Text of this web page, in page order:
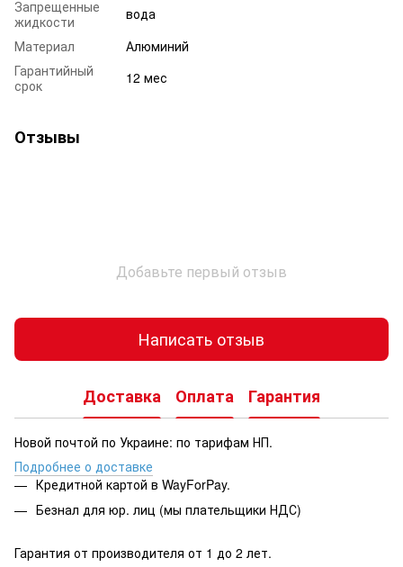
Запрещенные
жидкости
вода
Материал
Алюминий
Гарантийный
срок
12 мес
Отзывы
Добавьте первый отзыв
Написать отзыв
Доставка Оплата Гарантия
Новой почтой по Украине: по тарифам НП.
Подробнее о доставке
Кредитной картой в WayForPay.
Безнал для юр. лиц (мы плательщики НДС)
Гарантия от производителя от 1 до 2 лет.